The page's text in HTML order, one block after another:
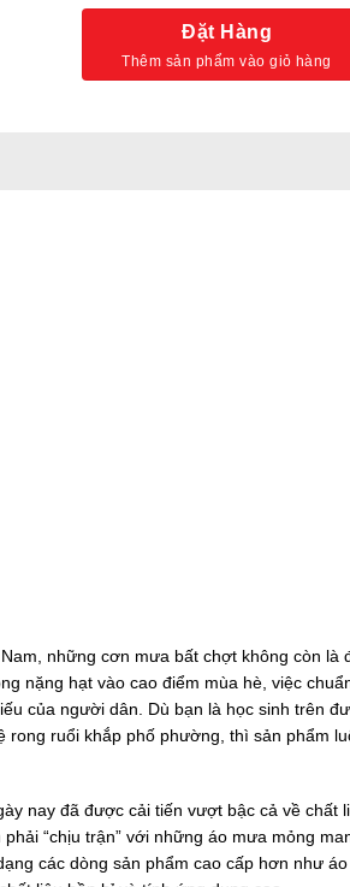
Đặt Hàng
những cơn mưa bất chợt không còn là
nặng hạt vào cao điểm mùa hè, việc
của người dân. Dù bạn là học sinh trên
ruổi khắp phố phường, thì sản phẩm
nay đã được cải tiến vượt bậc cả về chất
“chịu trận” với những áo mưa mỏng
các dòng sản phẩm cao cấp hơn như